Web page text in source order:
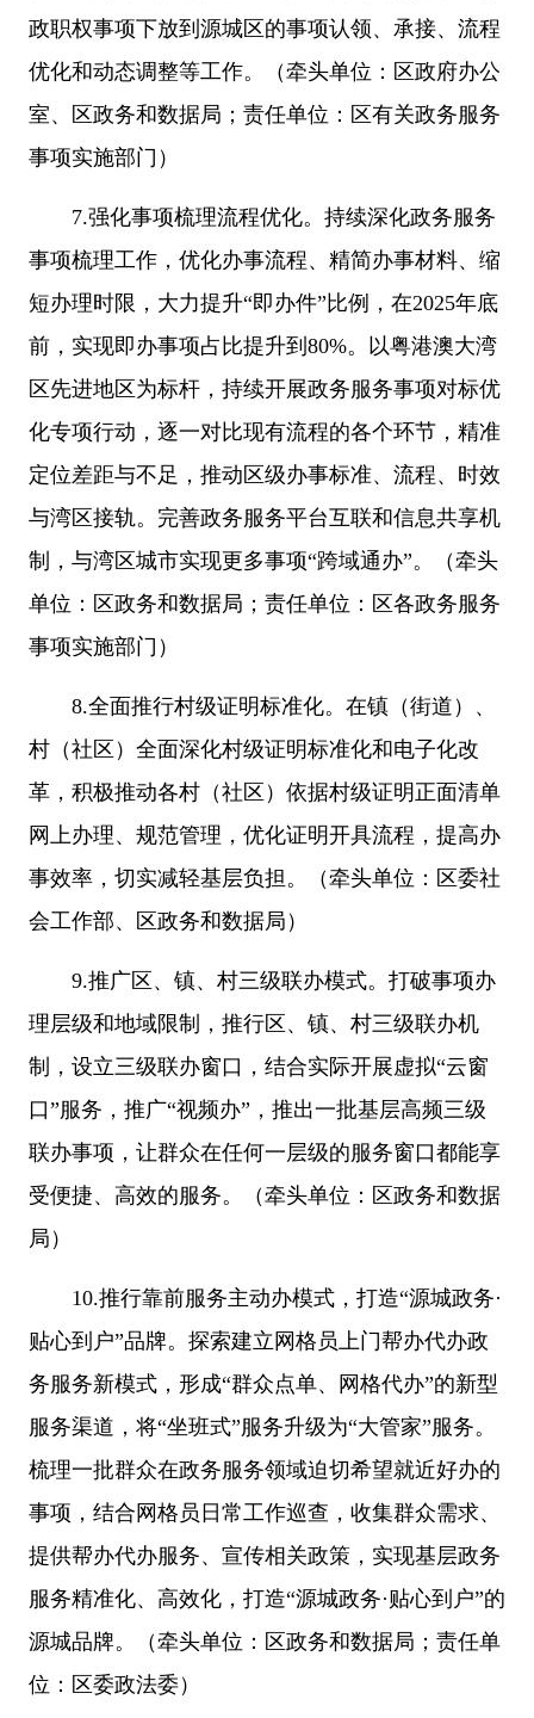
政职权事项下放到源城区的事项认领、承接、流程
优化和动态调整等工作。（牵头单位：区政府办公
室、区政务和数据局；责任单位：区有关政务服务
事项实施部门）
7.强化事项梳理流程优化。持续深化政务服务
事项梳理工作，优化办事流程、精简办事材料、缩
短办理时限，大力提升“即办件”比例，在2025年底
前，实现即办事项占比提升到80%。以粤港澳大湾
区先进地区为标杆，持续开展政务服务事项对标优
化专项行动，逐一对比现有流程的各个环节，精准
定位差距与不足，推动区级办事标准、流程、时效
与湾区接轨。完善政务服务平台互联和信息共享机
制，与湾区城市实现更多事项“跨域通办”。（牵头
单位：区政务和数据局；责任单位：区各政务服务
事项实施部门）
8.全面推行村级证明标准化。在镇（街道）、
村（社区）全面深化村级证明标准化和电子化改
革，积极推动各村（社区）依据村级证明正面清单
网上办理、规范管理，优化证明开具流程，提高办
事效率，切实减轻基层负担。（牵头单位：区委社
会工作部、区政务和数据局）
9.推广区、镇、村三级联办模式。打破事项办
理层级和地域限制，推行区、镇、村三级联办机
制，设立三级联办窗口，结合实际开展虚拟“云窗
口”服务，推广“视频办”，推出一批基层高频三级
联办事项，让群众在任何一层级的服务窗口都能享
受便捷、高效的服务。（牵头单位：区政务和数据
局）
10.推行靠前服务主动办模式，打造“源城政务·
贴心到户”品牌。探索建立网格员上门帮办代办政
务服务新模式，形成“群众点单、网格代办”的新型
服务渠道，将“坐班式”服务升级为“大管家”服务。
梳理一批群众在政务服务领域迫切希望就近好办的
事项，结合网格员日常工作巡查，收集群众需求、
提供帮办代办服务、宣传相关政策，实现基层政务
服务精准化、高效化，打造“源城政务·贴心到户”的
源城品牌。（牵头单位：区政务和数据局；责任单
位：区委政法委）